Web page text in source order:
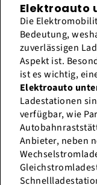
Elektroauto
Die
Bedeutung,
zuverlässigen
Aspekt ist.
ist es wichtig,
Elektroauto
Ladestationen
verfügbar, wie
Anbieter, neben